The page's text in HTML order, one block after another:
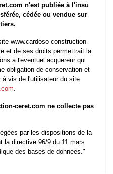
n'est publiée à l'insu
cédée ou vendue sur
www.cardoso-construction-
et de ses droits permettrait la
à l'éventuel acquéreur qui
obligation de conservation et
à vis de l'utilisateur du site
.
ceret.com ne collecte pas
par les dispositions de la
la directive 96/9 du 11 mars
des bases de données."